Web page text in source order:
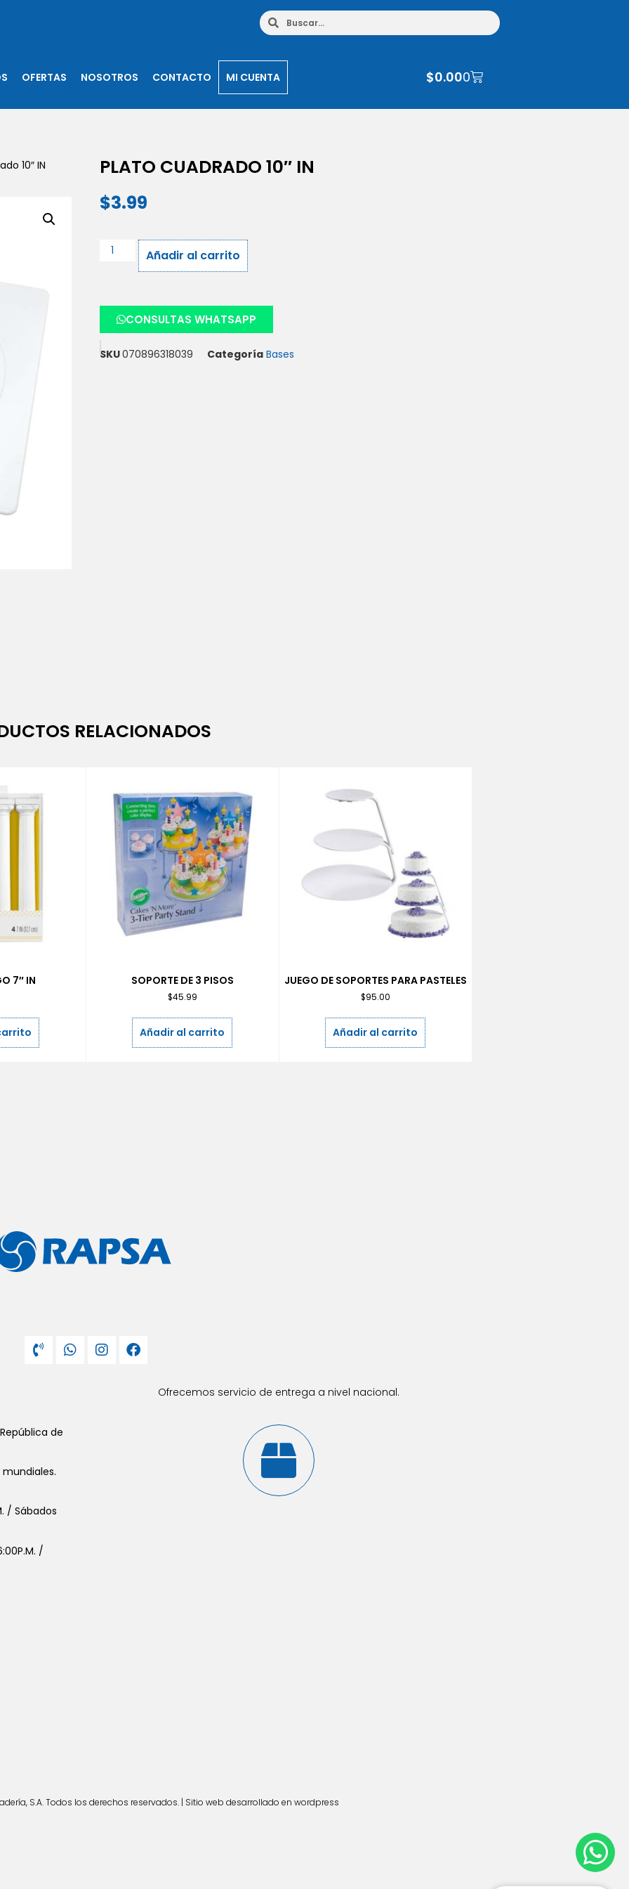
OFERTAS NOSOTROS CONTACTO MI CUENTA $0.000
10″ IN
PLATO CUADRADO 10″ IN
$3.99
Añadir al carrito
CONSULTAS WHATSAPP
SKU070896318039 Categoría Bases
RELACIONADOS
7″ IN SOPORTE DE 3 PISOS
$45.99
Añadir al carrito
JUEGO DE SOPORTES PARA PASTELES
$95.00
Añadir al carrito
de
/ Sábados
/
Ofrecemos servicio de entrega a nivel nacional.
S.A. Todos los derechos reservados. | Sitio web desarrollado en wordpress